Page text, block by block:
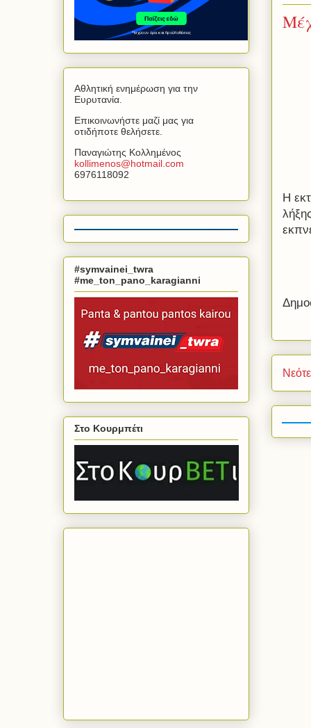
Η
Αθλητική ενημέρωση για την
Ευρυτανία.
Επικοινωνήστε μαζί μας για
οτιδήποτε θελήσετε.
Παναγιώτης Κολλημένος
kollimenos@hotmail com
6976118092
#symvainei_twra
#me_ton_pano_karagianni
Στο Κουρμπέτι